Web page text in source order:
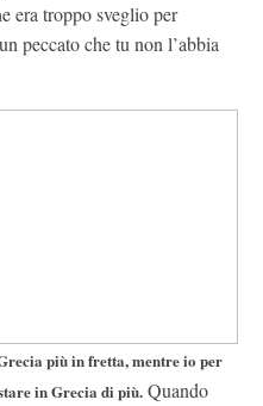
era troppo sveglio per
peccato che tu non l’abbia
più in fretta, mentre io per
in Grecia di più. Quando